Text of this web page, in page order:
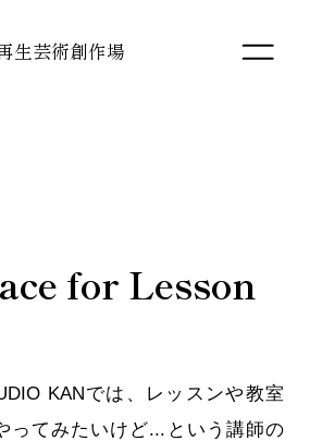
生芸術創作場
for Lesson
KANでは、レッスンや教室
ってみたいけど...という講師の